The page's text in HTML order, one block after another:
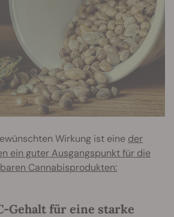
Wirkung ist eine der
ein guter Ausgangspunkt für die
Cannabisprodukten:
Gehalt für eine starke